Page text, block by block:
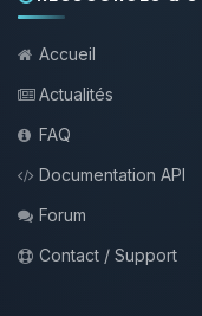
Accueil
Actualités
FAQ
Documentation API
Forum
Contact / Support